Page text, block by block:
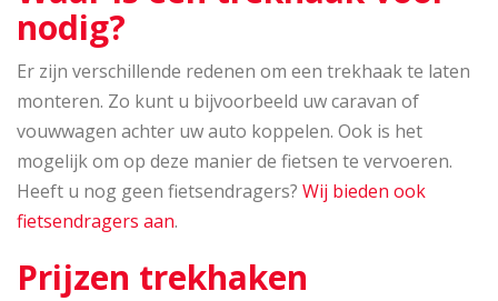
nodig?
Er zijn verschillende redenen om een trekhaak te laten
monteren. Zo kunt u bijvoorbeeld uw caravan of
vouwwagen achter uw auto koppelen. Ook is het
mogelijk om op deze manier de fietsen te vervoeren.
Heeft u nog geen fietsendragers? Wij bieden ook
fietsendragers aan.
Prijzen trekhaken